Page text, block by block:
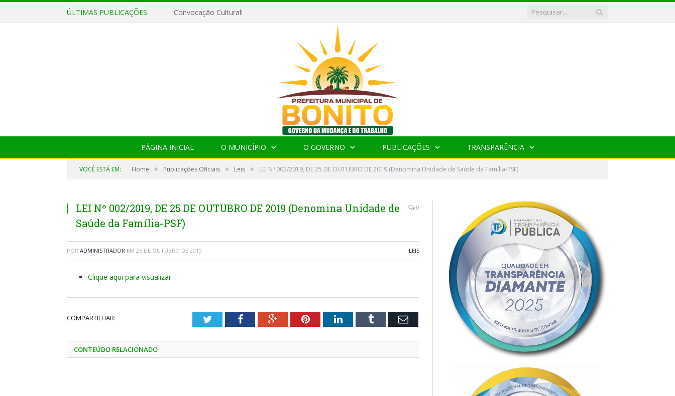
ÚLTIMAS PUBLICAÇÕES: Convocação Cultural!
PÁGINA INICIAL O MUNICÍPIO O GOVERNO PUBLICAÇÕES TRANSPARÊNCIA
VOCÊ ESTÁ EM: Home » Publicações Oficiais » Leis » LEI Nº 002/2019, DE 25 DE OUTUBRO DE 2019 (Denomina Unidade de Saúde da Família-PSF)
LEI Nº 002/2019, DE 25 DE OUTUBRO DE 2019 (Denomina Unidade de
Saúde da Família-PSF)
0
POR ADMINISTRADOR EM 25 DE OUTUBRO DE 2019 LEIS
Clique aqui para visualizar
COMPARTILHAR: TwitterFacebookGoogle+PinterestLinkedInTumblr Email
CONTEÚDO RELACIONADO